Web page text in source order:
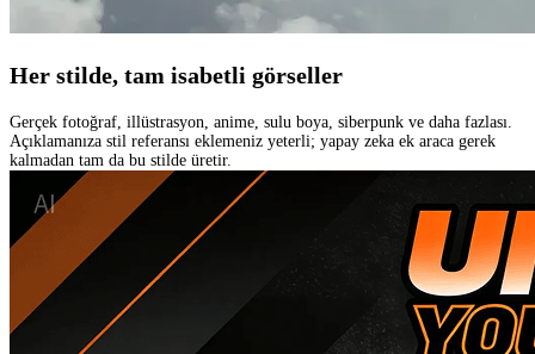
Her stilde, tam isabetli görseller
Gerçek fotoğraf, illüstrasyon, anime, sulu boya, siberpunk ve daha fazlası.
Açıklamanıza stil referansı eklemeniz yeterli; yapay zeka ek araca gerek
kalmadan tam da bu stilde üretir.